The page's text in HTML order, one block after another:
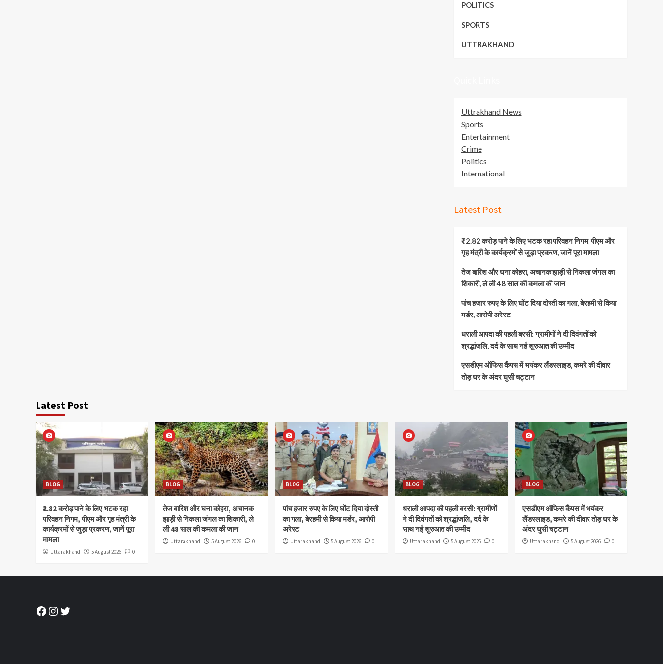
POLITICS
SPORTS
UTTRAKHAND
Uttrakhand News
Sports
Entertainment
Crime
Politics
International
Latest Post
₹2.82 करोड़ पाने के लिए भटक रहा परिवहन निगम, पीएम और
गृह मंत्री के कार्यक्रमों से जुड़ा प्रकरण, जानें पूरा मामला
तेज बारिश और घना कोहरा, अचानक झाड़ी से निकला जंगल का
शिकारी, ले ली 48 साल की कमला की जान
पांच हजार रुपए के लिए घोंट दिया दोस्ती का गला, बेरहमी से किया
मर्डर, आरोपी अरेस्ट
धराली आपदा की पहली बरसी: ग्रामीणों ने दी दिवंगतों को
श्रद्धांजलि, दर्द के साथ नई शुरुआत की उम्मीद
एसडीएम ऑफिस कैंपस में भयंकर लैंडस्लाइड, कमरे की दीवार
तोड़ घर के अंदर घुसी चट्टान
Latest Post
BLOG
₹2.82 करोड़ पाने के लिए भटक रहा
परिवहन निगम, पीएम और गृह मंत्री के
कार्यक्रमों से जुड़ा प्रकरण, जानें पूरा
मामला
Uttarakhand 5 August 2026 0
BLOG
तेज बारिश और घना कोहरा, अचानक
झाड़ी से निकला जंगल का शिकारी, ले
ली 48 साल की कमला की जान
Uttarakhand 5 August 2026 0
BLOG
पांच हजार रुपए के लिए घोंट दिया दोस्ती
का गला, बेरहमी से किया मर्डर, आरोपी
अरेस्ट
Uttarakhand 5 August 2026 0
BLOG
धराली आपदा की पहली बरसी: ग्रामीणों
ने दी दिवंगतों को श्रद्धांजलि, दर्द के
साथ नई शुरुआत की उम्मीद
Uttarakhand 5 August 2026 0
BLOG
एसडीएम ऑफिस कैंपस में भयंकर
लैंडस्लाइड, कमरे की दीवार तोड़ घर के
अंदर घुसी चट्टान
Uttarakhand 5 August 2026 0
Facebook
Instagram
Twitter